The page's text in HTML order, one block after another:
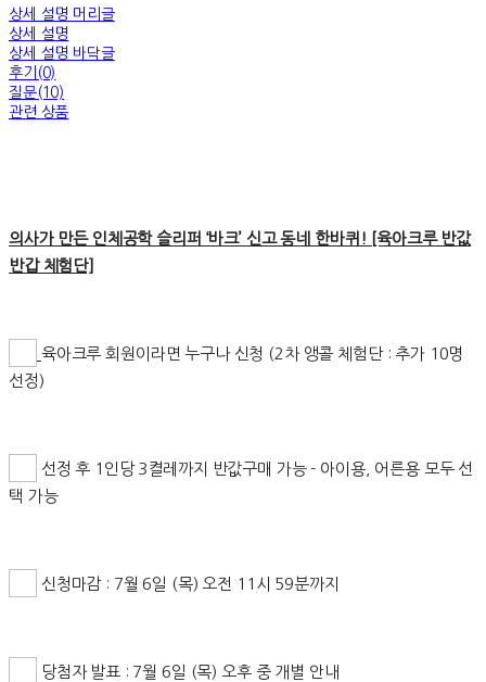
상세 설명 머리글
상세 설명
상세 설명 바닥글
후기(0)
질문(10)
관련 상품
의사가 만든 인체공학 슬리퍼 ‘바크’ 신고 동네 한바퀴! [육아크루 반값
반갑 체험단]
육아크루 회원이라면 누구나 신청 (2차 앵콜 체험단 : 추가 10명
선정)
선정 후 1인당 3켤레까지 반값구매 가능 - 아이용, 어른용 모두 선
택 가능
신청마감 : 7월 6일 (목) 오전 11시 59분까지
당첨자 발표 : 7월 6일 (목) 오후 중 개별 안내